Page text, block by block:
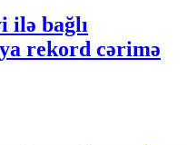
ilə bağlı
rekord cərimə